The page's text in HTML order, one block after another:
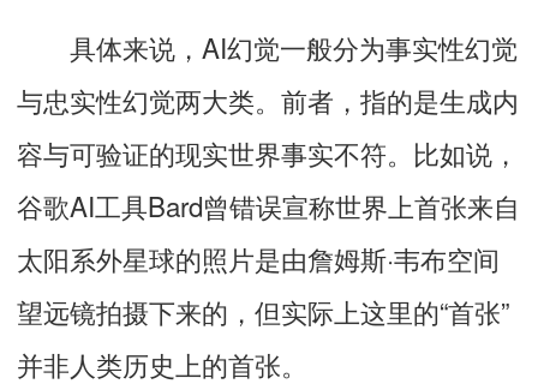
具体来说，AI幻觉一般分为事实性幻觉
与忠实性幻觉两大类。前者，指的是生成内
容与可验证的现实世界事实不符。比如说，
谷歌AI工具Bard曾错误宣称世界上首张来自
太阳系外星球的照片是由詹姆斯·韦布空间
望远镜拍摄下来的，但实际上这里的“首张”
并非人类历史上的首张。